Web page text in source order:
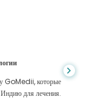
GoMedii, которые
для лечения.